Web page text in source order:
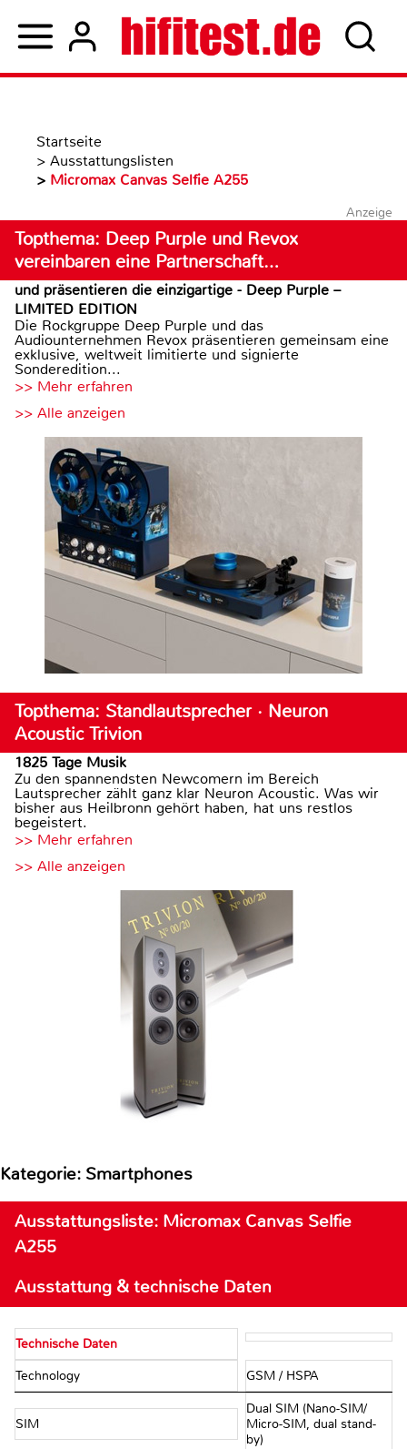
Startseite
> Ausstattungslisten
> Micromax Canvas Selfie A255
Anzeige
Topthema: Deep Purple und Revox
vereinbaren eine Partnerschaft…
und präsentieren die einzigartige - Deep Purple –
LIMITED EDITION
Die Rockgruppe Deep Purple und das
Audiounternehmen Revox präsentieren gemeinsam eine
exklusive, weltweit limitierte und signierte
Sonderedition...
>> Mehr erfahren
>> Alle anzeigen
Topthema: Standlautsprecher · Neuron
Acoustic Trivion
1825 Tage Musik
Zu den spannendsten Newcomern im Bereich
Lautsprecher zählt ganz klar Neuron Acoustic. Was wir
bisher aus Heilbronn gehört haben, hat uns restlos
begeistert.
>> Mehr erfahren
>> Alle anzeigen
Kategorie: Smartphones
Ausstattungsliste: Micromax Canvas Selfie
A255
Ausstattung & technische Daten
Technische Daten
Technology GSM / HSPA
SIM
Dual SIM (Nano-SIM/
Micro-SIM, dual stand-
by)